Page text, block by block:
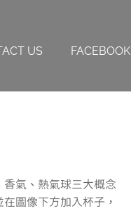
US FACEBOOK
氣、熱氣球三大概念
圖像下方加入杯子，